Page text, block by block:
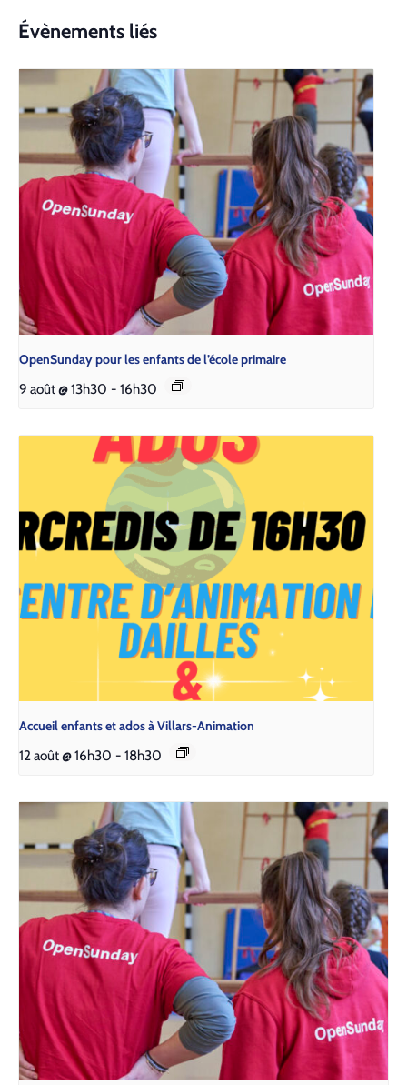
Évènements liés
Open­Sun­day pour les enfants de l’é­cole pri­maire
9 août @ 13h30 - 16h30
Accueil enfants et ados à Villars-Animation
12 août @ 16h30 - 18h30